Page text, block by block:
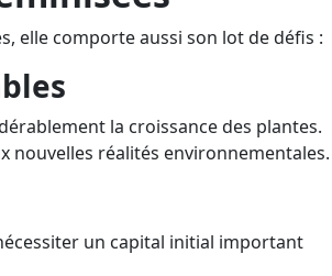
elle comporte aussi son lot de défis :
la croissance des plantes.
nouvelles réalités environnementales.
un capital initial important